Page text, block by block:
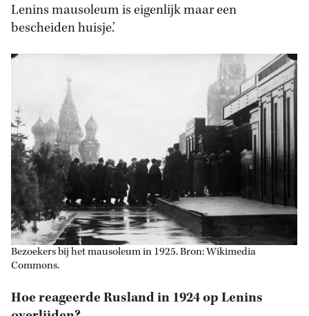
Lenins mausoleum is eigenlijk maar een
bescheiden huisje.’
Bezoekers bij het mausoleum in 1925. Bron: Wikimedia
Commons.
Hoe reageerde Rusland in 1924 op Lenins